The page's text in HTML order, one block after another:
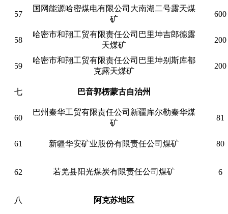
57
国网能源哈密煤电有限公司大南湖二号露天煤
矿
600
58
哈密市和翔工贸有限责任公司巴里坤吉郎德露
天煤矿
200
59
哈密市和翔工贸有限责任公司巴里坤别斯库都
克露天煤矿
200
七 巴音郭楞蒙古自治州
60
巴州秦华工贸有限责任公司新疆库尔勒秦华煤
矿
81
61 新疆华安矿业股份有限责任公司煤矿 80
62 若羌县阳光煤炭有限责任公司煤矿 6
八 阿克苏地区